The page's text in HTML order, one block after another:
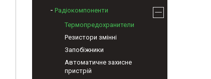
Радіокомпоненти
Термопредохранители
Резистори змінні
Запобіжники
Автоматичне захисне
пристрій